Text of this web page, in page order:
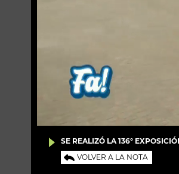
SE REALIZÓ LA 136°
VOLVER A LA NOTA